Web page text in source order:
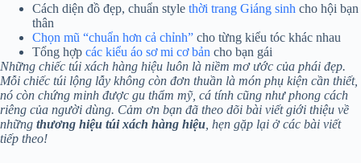
Cách diện đồ đẹp, chuẩn style thời trang Giáng sinh cho hội bạn
thân
Chọn mũ “chuẩn hơn cả chỉnh” cho từng kiểu tóc khác nhau
Tổng hợp các kiểu áo sơ mi cơ bản cho bạn gái
Những chiếc túi xách hàng hiệu luôn là niềm mơ ước của phái đẹp.
Mỗi chiếc túi lộng lẫy không còn đơn thuần là món phụ kiện cần thiết,
nó còn chứng minh được gu thẩm mỹ, cá tính cũng như phong cách
riêng của người dùng. Cảm ơn bạn đã theo dõi bài viết giới thiệu về
những thương hiệu túi xách hàng hiệu , hẹn gặp lại ở các bài viết
tiếp theo!